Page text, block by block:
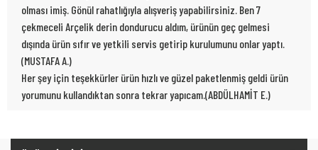
olması imiş. Gönül rahatlığıyla alışveriş yapabilirsiniz. Ben 7
çekmeceli Arçelik derin dondurucu aldım, ürünün geç gelmesi
dışında ürün sıfır ve yetkili servis getirip kurulumunu onlar yaptı.
(MUSTAFA A.)
Her şey için teşekkürler ürün hızlı ve güzel paketlenmiş geldi ürün
yorumunu kullandıktan sonra tekrar yapıcam.(ABDÜLHAMİT E.)